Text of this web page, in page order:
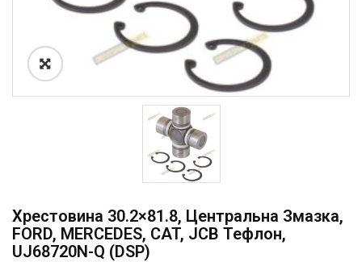
Хрестовина 30.2×81.8, Центральна Змазка,
FORD, MERCEDES, CAT, JCB Тефлон,
UJ68720N-Q (DSP)